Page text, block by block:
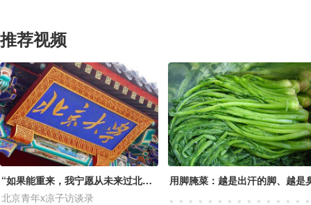
推荐视频
“如果能重来，我宁愿从未来过北大这座‘神坛’”
北京青年x凉子访谈录